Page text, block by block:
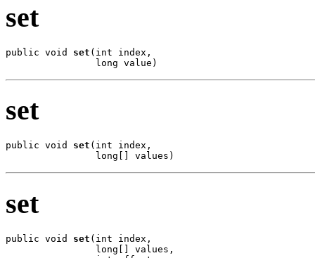
set
public void set (int index,
                long value)
set
public void set (int index,
                long[] values)
set
public void set (int index,
                long[] values,